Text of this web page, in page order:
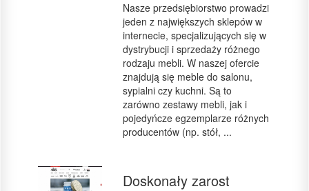
Nasze przedsiębiorstwo prowadzi
jeden z największych sklepów w
internecie, specjalizujących się w
dystrybucji i sprzedaży różnego
rodzaju mebli. W naszej ofercie
znajdują się meble do salonu,
sypialni czy kuchni. Są to
zarówno zestawy mebli, jak i
pojedyńcze egzemplarze różnych
producentów (np. stół, ...
Doskonały zarost